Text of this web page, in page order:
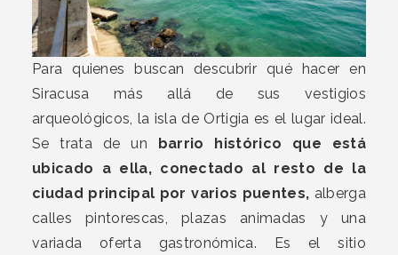
Para quienes buscan descubrir qué hacer en
Siracusa más allá de sus vestigios
arqueológicos, la isla de Ortigia es el lugar ideal.
Se trata de un barrio histórico que está
ubicado a ella, conectado al resto de la
ciudad principal por varios puentes, alberga
calles pintorescas, plazas animadas y una
variada oferta gastronómica. Es el sitio